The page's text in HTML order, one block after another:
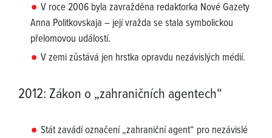
V roce 2006 byla zavražděna redaktorka Nové Gazety
Anna Politkovskaja – její vražda se stala symbolickou
přelomovou událostí.
V zemi zůstává jen hrstka opravdu nezávislých médií.
2012: Zákon o „zahraničních agentech“
Stát zavádí označení „zahraniční agent“ pro nezávislé